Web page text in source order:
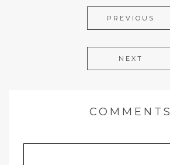
PREVIOUS
NEXT
COMMENTS